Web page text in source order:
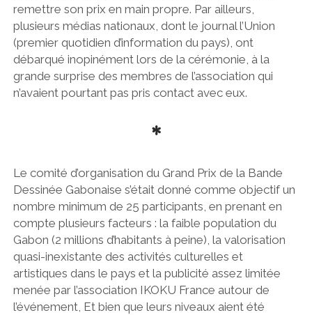
remettre son prix en main propre. Par ailleurs,
plusieurs médias nationaux, dont le journal l’Union
(premier quotidien d’information du pays), ont
débarqué inopinément lors de la cérémonie, à la
grande surprise des membres de l’association qui
n’avaient pourtant pas pris contact avec eux.
*
Le comité d’organisation du Grand Prix de la Bande
Dessinée Gabonaise s’était donné comme objectif un
nombre minimum de 25 participants, en prenant en
compte plusieurs facteurs : la faible population du
Gabon (2 millions d’habitants à peine), la valorisation
quasi-inexistante des activités culturelles et
artistiques dans le pays et la publicité assez limitée
menée par l’association IKOKU France autour de
l’événement, Et bien que leurs niveaux aient été